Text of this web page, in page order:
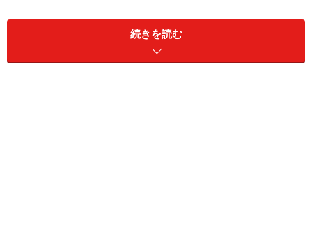
大表示されます。表示されたイラスト上にカーソルを合
わせ右クリックで「別名で画像を保存」を選択し、デス
続きを読む